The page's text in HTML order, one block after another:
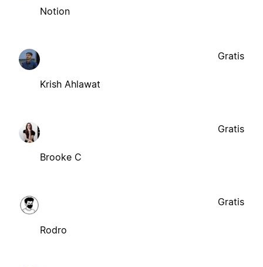
Notion
Krish Ahlawat
Gratis
Brooke C
Gratis
Rodro
Gratis